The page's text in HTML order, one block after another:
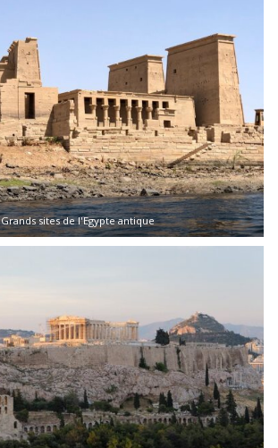
Grands sites de l'Egypte antique